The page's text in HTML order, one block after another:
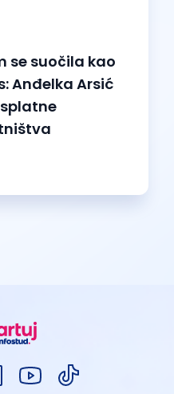
se suočila kao
Anđelka Arsić